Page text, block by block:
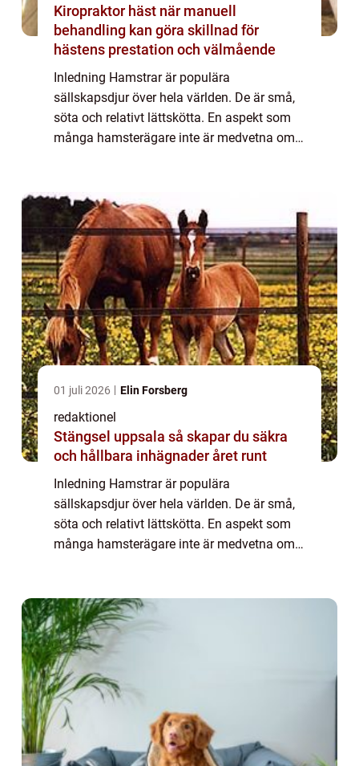
Kiropraktor häst när manuell
behandling kan göra skillnad för
hästens prestation och välmående
Inledning Hamstrar är populära
sällskapsdjur över hela världen. De är små,
söta och relativt lättskötta. En aspekt som
många hamsterägare inte är medvetna om
kommer...
01 juli 2026 Elin Forsberg
redaktionel
Stängsel uppsala så skapar du säkra
och hållbara inhägnader året runt
Inledning Hamstrar är populära
sällskapsdjur över hela världen. De är små,
söta och relativt lättskötta. En aspekt som
många hamsterägare inte är medvetna om
kommer...